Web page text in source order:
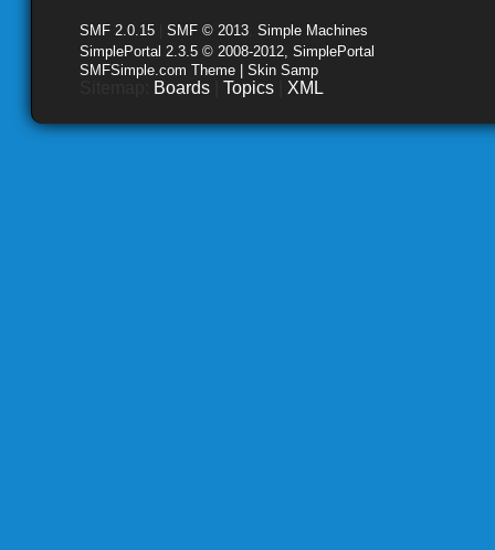
SMF 2.0.15 SMF © 2013 Simple Machines
SimplePortal 2.3.5 © 2008-2012, SimplePortal
SMFSimple.com Theme | Skin Samp
Boards Topics XML